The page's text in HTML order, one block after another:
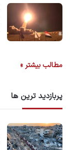
مطالب بیشتر »
پربازدید ترین ها